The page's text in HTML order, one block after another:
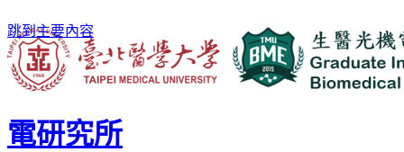
跳到主要內容
電研究所